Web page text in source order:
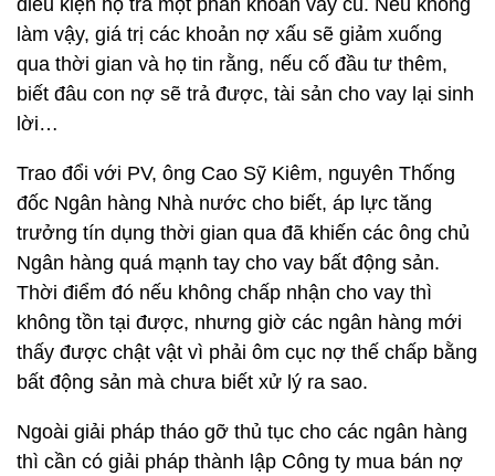
điều kiện họ trả một phần khoản vay cũ. Nếu không
làm vậy, giá trị các khoản nợ xấu sẽ giảm xuống
qua thời gian và họ tin rằng, nếu cố đầu tư thêm,
biết đâu con nợ sẽ trả được, tài sản cho vay lại sinh
lời…
Trao đổi với PV, ông Cao Sỹ Kiêm, nguyên Thống
đốc Ngân hàng Nhà nước cho biết, áp lực tăng
trưởng tín dụng thời gian qua đã khiến các ông chủ
Ngân hàng quá mạnh tay cho vay bất động sản.
Thời điểm đó nếu không chấp nhận cho vay thì
không tồn tại được, nhưng giờ các ngân hàng mới
thấy được chật vật vì phải ôm cục nợ thế chấp bằng
bất động sản mà chưa biết xử lý ra sao.
Ngoài giải pháp tháo gỡ thủ tục cho các ngân hàng
thì cần có giải pháp thành lập Công ty mua bán nợ